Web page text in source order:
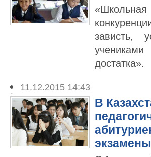
зависть,
достатка».
11.12.2015 14:43
В
экзамены